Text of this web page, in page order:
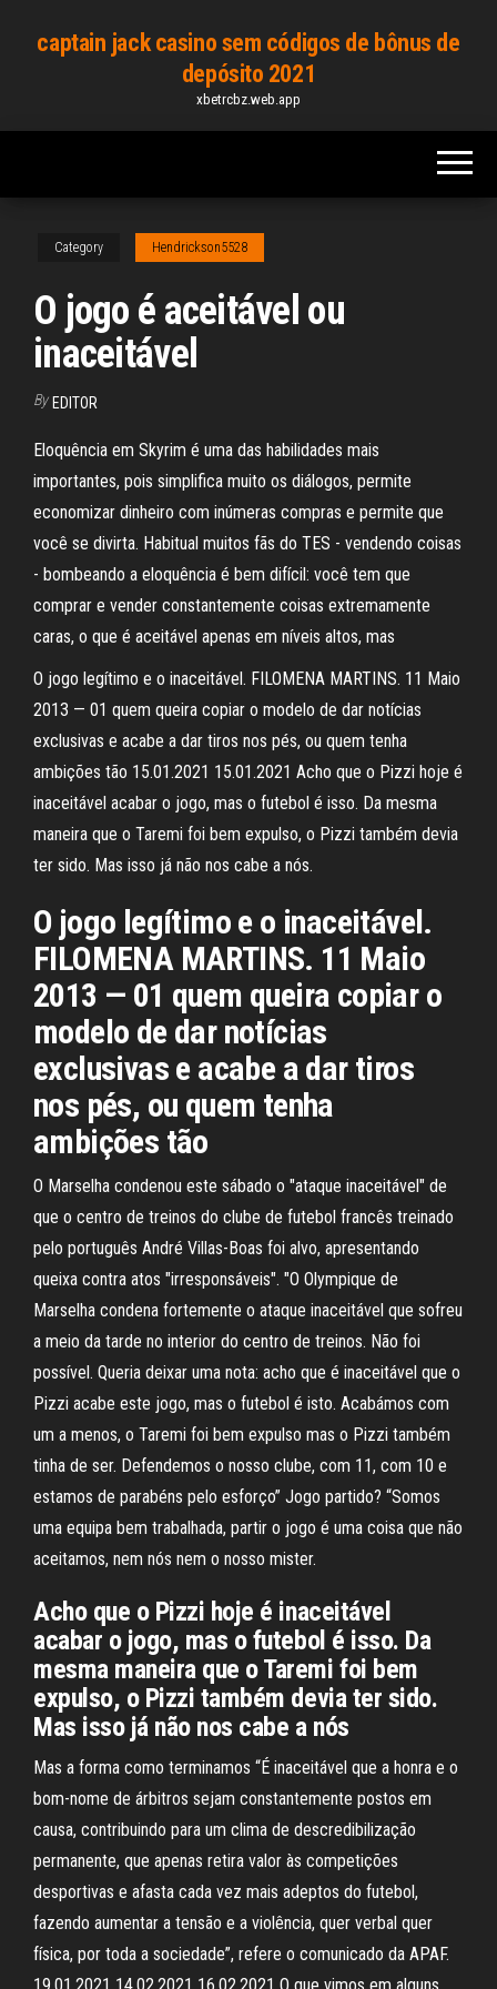
captain jack casino sem códigos de bônus de
depósito 2021
xbetrcbz.web.app
Category Hendrickson5528
O jogo é aceitável ou
inaceitável
By EDITOR
Eloquência em Skyrim é uma das habilidades mais
importantes, pois simplifica muito os diálogos, permite
economizar dinheiro com inúmeras compras e permite que
você se divirta. Habitual muitos fãs do TES - vendendo coisas
- bombeando a eloquência é bem difícil: você tem que
comprar e vender constantemente coisas extremamente
caras, o que é aceitável apenas em níveis altos, mas
O jogo legítimo e o inaceitável. FILOMENA MARTINS. 11 Maio
2013 — 01 quem queira copiar o modelo de dar notícias
exclusivas e acabe a dar tiros nos pés, ou quem tenha
ambições tão 15.01.2021 15.01.2021 Acho que o Pizzi hoje é
inaceitável acabar o jogo, mas o futebol é isso. Da mesma
maneira que o Taremi foi bem expulso, o Pizzi também devia
ter sido. Mas isso já não nos cabe a nós.
O jogo legítimo e o inaceitável.
FILOMENA MARTINS. 11 Maio
2013 — 01 quem queira copiar o
modelo de dar notícias
exclusivas e acabe a dar tiros
nos pés, ou quem tenha
ambições tão
O Marselha condenou este sábado o "ataque inaceitável" de
que o centro de treinos do clube de futebol francês treinado
pelo português André Villas-Boas foi alvo, apresentando
queixa contra atos "irresponsáveis". "O Olympique de
Marselha condena fortemente o ataque inaceitável que sofreu
a meio da tarde no interior do centro de treinos. Não foi
possível. Queria deixar uma nota: acho que é inaceitável que o
Pizzi acabe este jogo, mas o futebol é isto. Acabámos com
um a menos, o Taremi foi bem expulso mas o Pizzi também
tinha de ser. Defendemos o nosso clube, com 11, com 10 e
estamos de parabéns pelo esforço” Jogo partido? “Somos
uma equipa bem trabalhada, partir o jogo é uma coisa que não
aceitamos, nem nós nem o nosso mister.
Acho que o Pizzi hoje é inaceitável
acabar o jogo, mas o futebol é isso. Da
mesma maneira que o Taremi foi bem
expulso, o Pizzi também devia ter sido.
Mas isso já não nos cabe a nós
Mas a forma como terminamos “É inaceitável que a honra e o
bom-nome de árbitros sejam constantemente postos em
causa, contribuindo para um clima de descredibilização
permanente, que apenas retira valor às competições
desportivas e afasta cada vez mais adeptos do futebol,
fazendo aumentar a tensão e a violência, quer verbal quer
física, por toda a sociedade”, refere o comunicado da APAF.